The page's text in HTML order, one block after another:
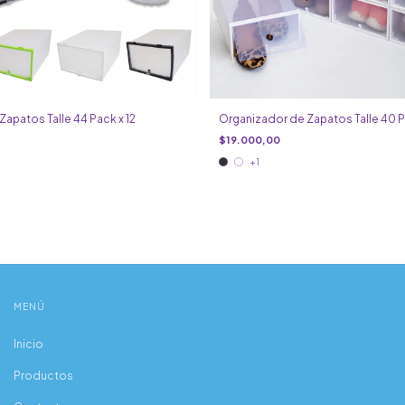
Talle 44 Pack x 12 Organizador de Zapatos Talle 40
$19.000,00
+1
MENÚ
Inicio
Productos